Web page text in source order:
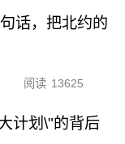
话，把北约的
阅读 13625
计划\"的背后